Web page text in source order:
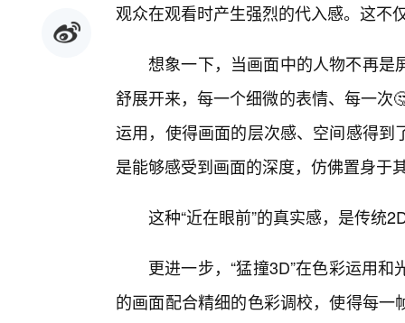
观众在观看时产生强烈的代入感。这不
想象一下，当画面中的人物不再是
舒展开来，每一个细微的表情、每一次
运用，使得画面的层次感、空间感得
是能够感受到画面的深度，仿佛置身于
这种“近在眼前”的真实感，是传统
更进一步，“猛撞3D”在色彩运用
的画面配合精细的色彩调校，使得每